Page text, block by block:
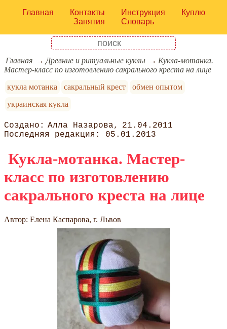
Главная Контакты Инструкция
Куплю
Занятия
Словарь
Главная Древние и ритуальные куклы
Кукла-мотанка.
Мастер-класс по изготовлению сакрального креста на лице
кукла мотанка
сакральный крест
обмен опытом
украинская кукла
Алла Назарова
21.04.2011
05.01.2013
Кукла-мотанка. Мастер-
класс по изготовлению
сакрального креста на лице
Автор: Елена Каспарова, г. Львов